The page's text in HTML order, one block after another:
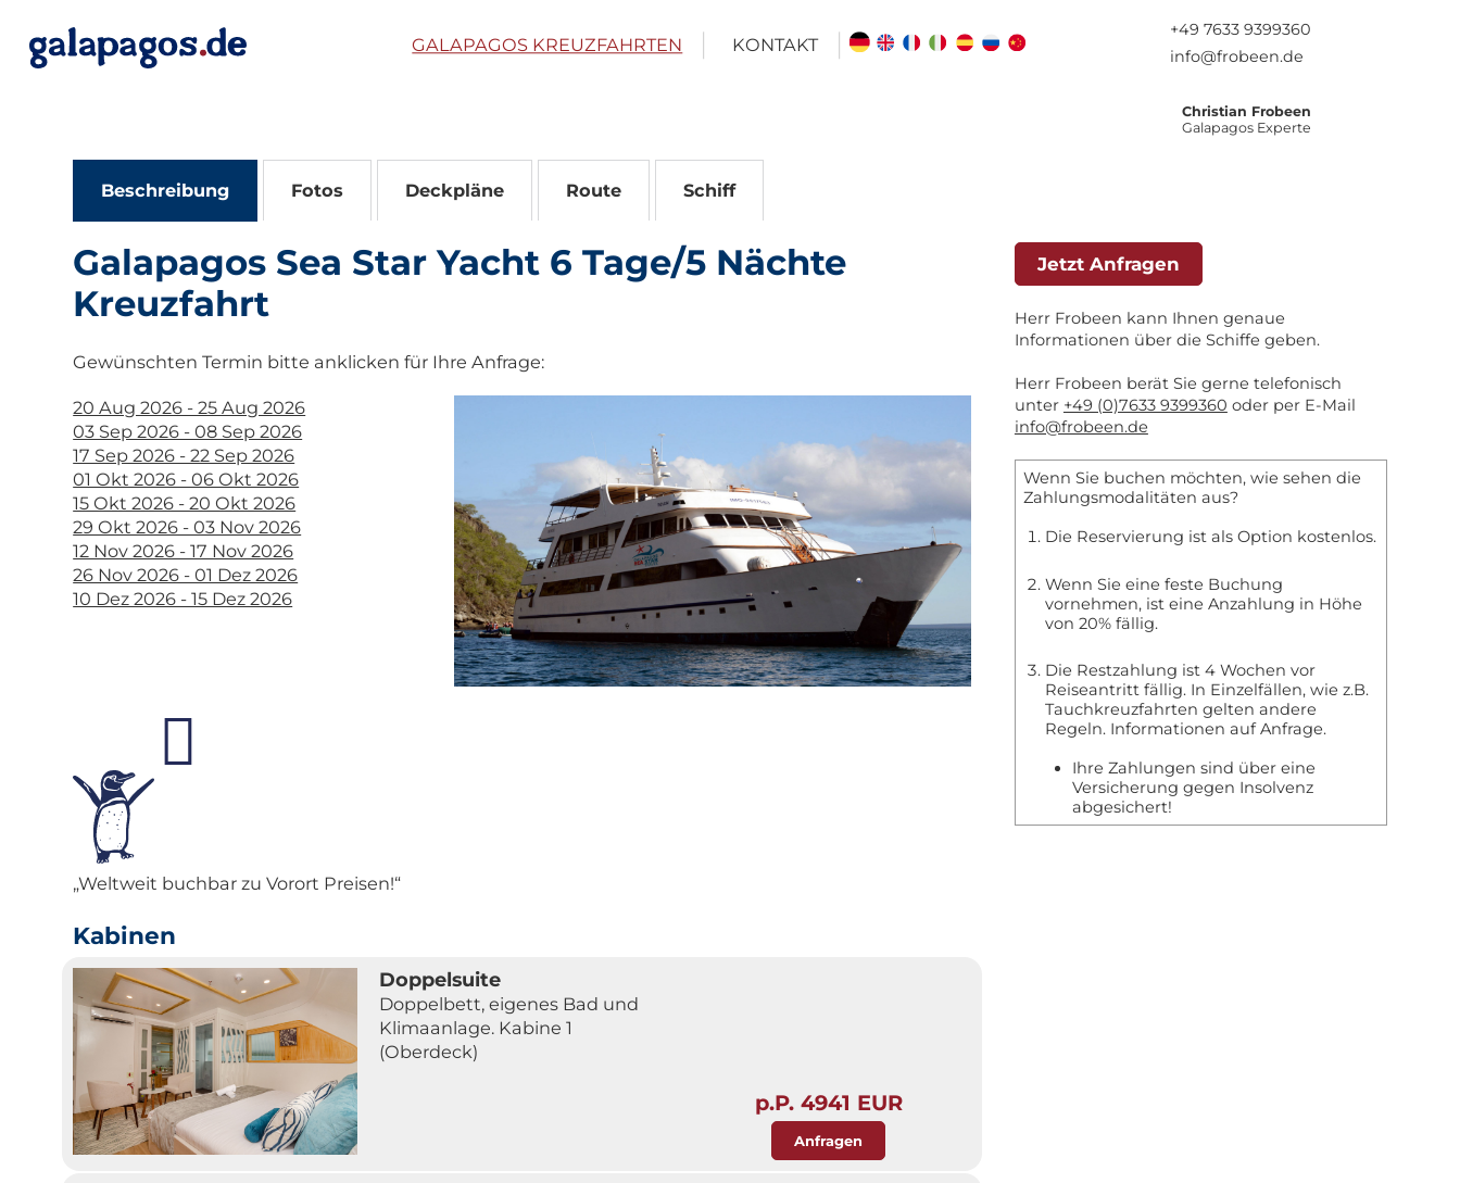
GALAPAGOS KREUZFAHRTEN KONTAKT
+49 7633 9399360
info@frobeen.de
Christian Frobeen
Galapagos Experte
Beschreibung Fotos Deckpläne Route Schiff
Galapagos Sea Star Yacht 6 Tage/5 Nächte
Kreuzfahrt
Gewünschten Termin bitte anklicken für Ihre Anfrage:
20 Aug 2026 - 25 Aug 2026
03 Sep 2026 - 08 Sep 2026
17 Sep 2026 - 22 Sep 2026
01 Okt 2026 - 06 Okt 2026
15 Okt 2026 - 20 Okt 2026
29 Okt 2026 - 03 Nov 2026
12 Nov 2026 - 17 Nov 2026
26 Nov 2026 - 01 Dez 2026
10 Dez 2026 - 15 Dez 2026
„Weltweit buchbar zu Vorort Preisen!“
Kabinen
Doppelsuite
Doppelbett, eigenes Bad und
Klimaanlage. Kabine 1
(Oberdeck)
p.P. 4941 EUR
Anfragen
Jetzt Anfragen
Herr Frobeen kann Ihnen genaue
Informationen über die Schiffe geben.
Herr Frobeen berät Sie gerne telefonisch
unter +49 (0)7633 9399360 oder per E-Mail
info@frobeen.de
Wenn Sie buchen möchten, wie sehen die
Zahlungsmodalitäten aus?
Die Reservierung ist als Option kostenlos.
Wenn Sie eine feste Buchung
vornehmen, ist eine Anzahlung in Höhe
von 20% fällig.
Die Restzahlung ist 4 Wochen vor
Reiseantritt fällig. In Einzelfällen, wie z.B.
Tauchkreuzfahrten gelten andere
Regeln. Informationen auf Anfrage.
Ihre Zahlungen sind über eine
Versicherung gegen Insolvenz
abgesichert!